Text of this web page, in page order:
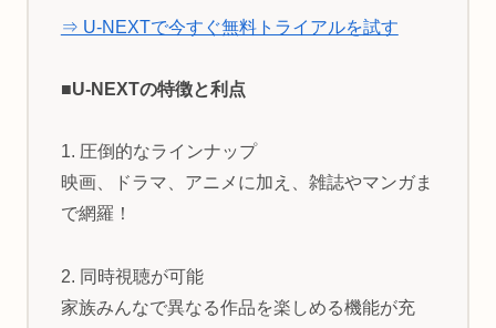
⇒ U-NEXTで今すぐ無料トライアルを試す
■U-NEXTの特徴と利点
1. 圧倒的なラインナップ
映画、ドラマ、アニメに加え、雑誌やマンガま
で網羅！
2. 同時視聴が可能
家族みんなで異なる作品を楽しめる機能が充